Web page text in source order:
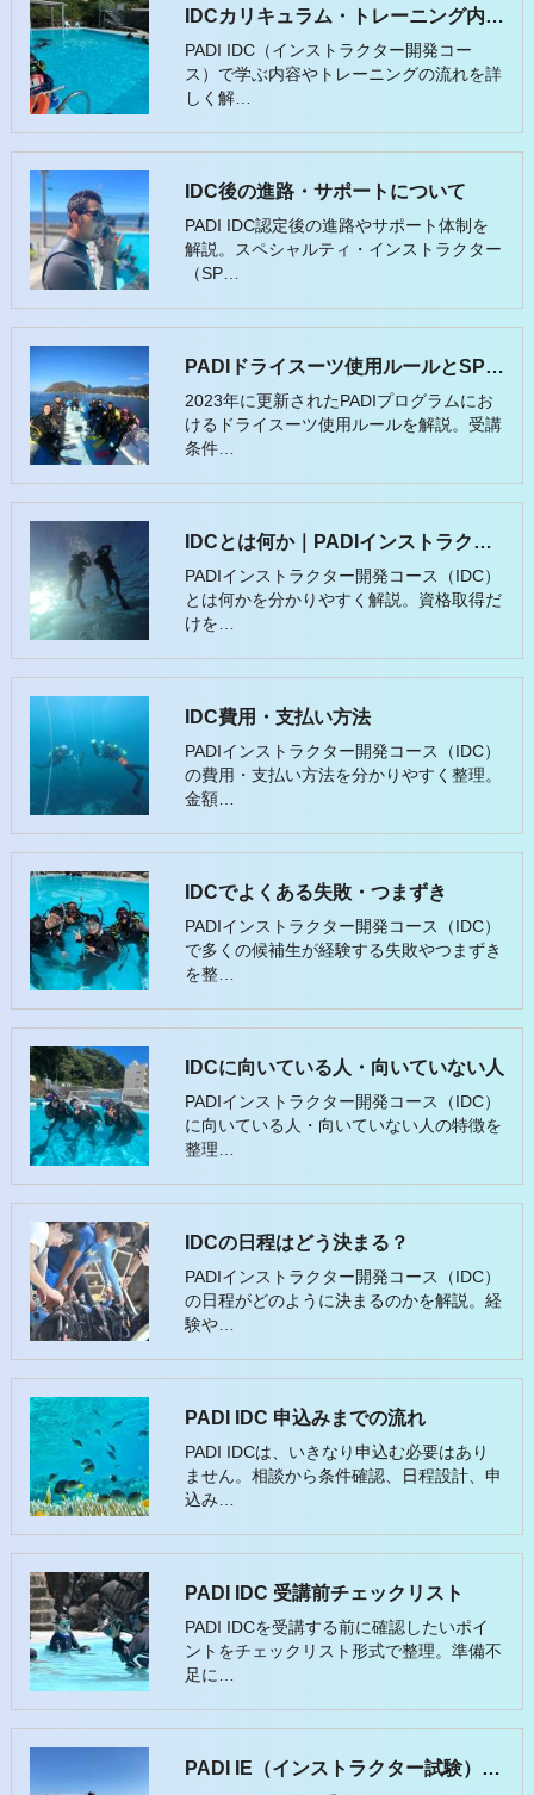
IDCカリキュラム・トレーニング内容について
PADI IDC（インストラクター開発コー
ス）で学ぶ内容やトレーニングの流れを詳
しく解…
IDC後の進路・サポートについて
PADI IDC認定後の進路やサポート体制を
解説。スペシャルティ・インストラクター
（SP…
PADIドライスーツ使用ルールとSPIの重要性
2023年に更新されたPADIプログラムにお
けるドライスーツ使用ルールを解説。受講
条件…
IDCとは何か｜PADIインストラクター開発コースの考え方
PADIインストラクター開発コース（IDC）
とは何かを分かりやすく解説。資格取得だ
けを…
IDC費用・支払い方法
PADIインストラクター開発コース（IDC）
の費用・支払い方法を分かりやすく整理。
金額…
IDCでよくある失敗・つまずき
PADIインストラクター開発コース（IDC）
で多くの候補生が経験する失敗やつまずき
を整…
IDCに向いている人・向いていない人
PADIインストラクター開発コース（IDC）
に向いている人・向いていない人の特徴を
整理…
IDCの日程はどう決まる？
PADIインストラクター開発コース（IDC）
の日程がどのように決まるのかを解説。経
験や…
PADI IDC 申込みまでの流れ
PADI IDCは、いきなり申込む必要はあり
ません。相談から条件確認、日程設計、申
込み…
PADI IDC 受講前チェックリスト
PADI IDCを受講する前に確認したいポイ
ントをチェックリスト形式で整理。準備不
足に…
PADI IE（インストラクター試験）とは？